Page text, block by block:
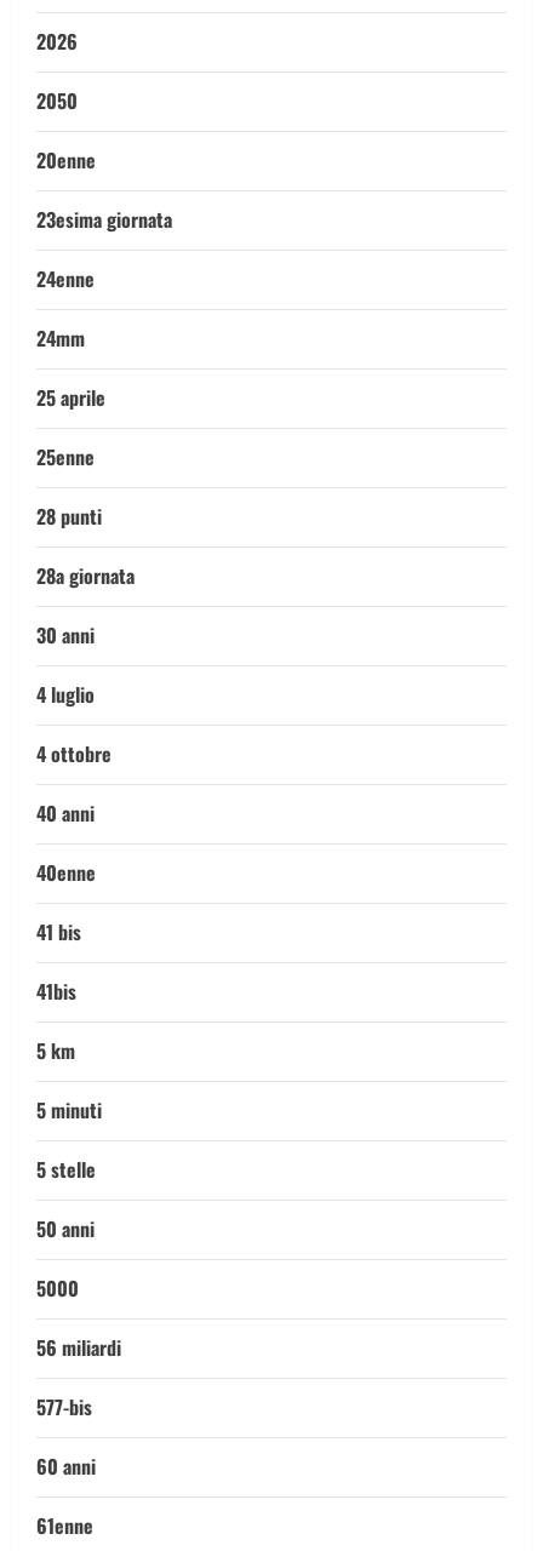
2026
2050
20enne
23esima giornata
24enne
24mm
25 aprile
25enne
28 punti
28a giornata
30 anni
4 luglio
4 ottobre
40 anni
40enne
41 bis
41bis
5 km
5 minuti
5 stelle
50 anni
5000
56 miliardi
577-bis
60 anni
61enne